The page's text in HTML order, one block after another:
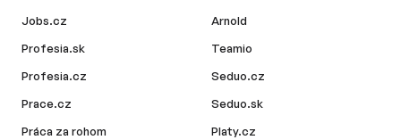
Jobs.cz
Profesia.sk
Profesia.cz
Prace.cz
Práca za rohom
Arnold
Teamio
Seduo.cz
Seduo.sk
Platy.cz